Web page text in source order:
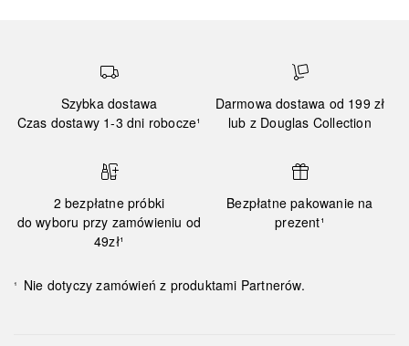
Szybka dostawa
Czas dostawy 1-3 dni robocze¹
Darmowa dostawa od 199 zł
lub z Douglas Collection
2 bezpłatne próbki
do wyboru przy zamówieniu od
49zł¹
Bezpłatne pakowanie na
prezent¹
¹ Nie dotyczy zamówień z produktami Partnerów.